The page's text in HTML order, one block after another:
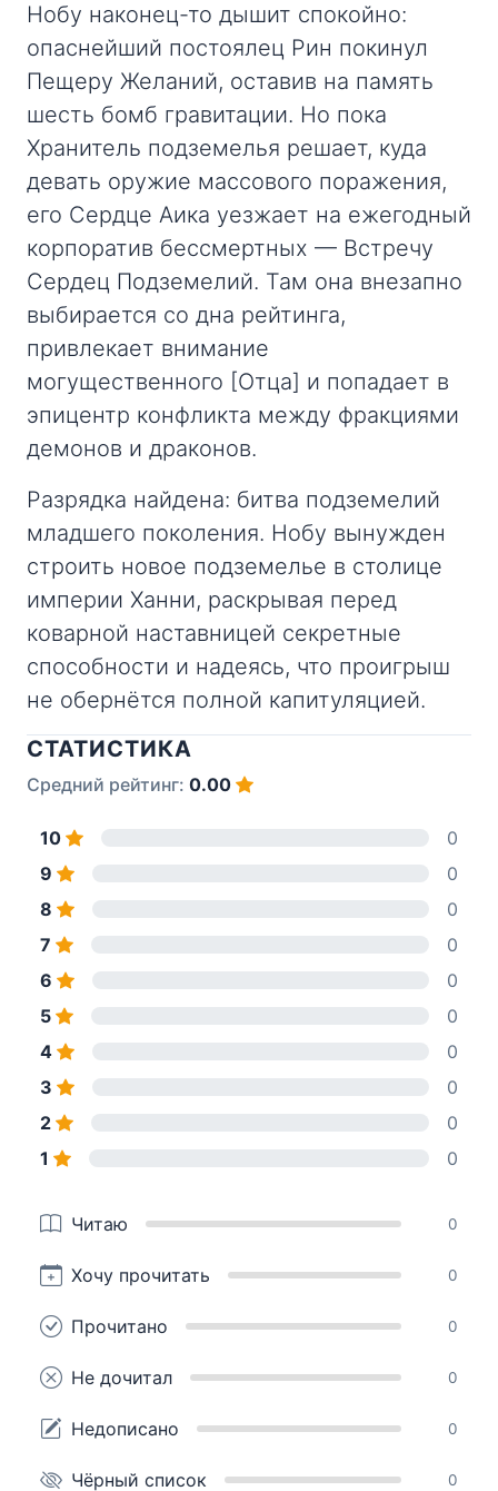
Нобу наконец-то дышит спокойно:
опаснейший постоялец Рин покинул
Пещеру Желаний, оставив на память
шесть бомб гравитации. Но пока
Хранитель подземелья решает, куда
девать оружие массового поражения,
его Сердце Аика уезжает на ежегодный
корпоратив бессмертных — Встречу
Сердец Подземелий. Там она внезапно
выбирается со дна рейтинга,
привлекает внимание
могущественного [Отца] и попадает в
эпицентр конфликта между фракциями
демонов и драконов.
Разрядка найдена: битва подземелий
младшего поколения. Нобу вынужден
строить новое подземелье в столице
империи Ханни, раскрывая перед
коварной наставницей секретные
способности и надеясь, что проигрыш
не обернётся полной капитуляцией.
СТАТИСТИКА
Средний рейтинг: 0.00
10
0
9
0
8
0
7
0
6
0
5
0
4
0
3
0
2
0
1
0
Читаю 0
Хочу прочитать 0
Прочитано 0
Не дочитал 0
Недописано 0
Чёрный список 0